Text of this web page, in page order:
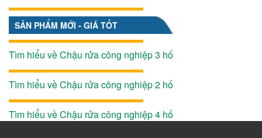
SẢN PHẨM MỚI - GIÁ TỐT
Tìm hiểu về Chậu rửa công nghiệp 3 hố
Tìm hiểu về Chậu rửa công nghiệp 2 hố
Tìm hiểu về Chậu rửa công nghiệp 4 hố